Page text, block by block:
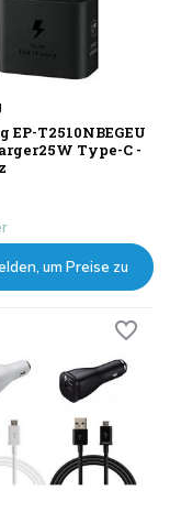
EP-T2510NBEGEU
Type-C -
um Preise zu